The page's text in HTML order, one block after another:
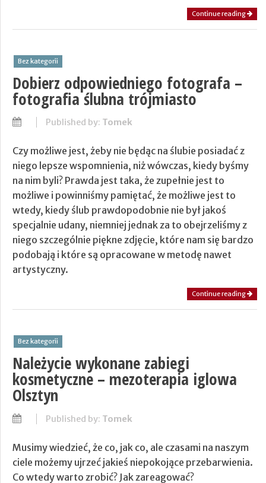
Continue reading
Bez kategorii
Dobierz odpowiedniego fotografa –
fotografia ślubna trójmiasto
Published by: Tomek
Czy możliwe jest, żeby nie będąc na ślubie posiadać z
niego lepsze wspomnienia, niż wówczas, kiedy byśmy
na nim byli? Prawda jest taka, że zupełnie jest to
możliwe i powinniśmy pamiętać, że możliwe jest to
wtedy, kiedy ślub prawdopodobnie nie był jakoś
specjalnie udany, niemniej jednak za to obejrzeliśmy z
niego szczególnie piękne zdjęcie, które nam się bardzo
podobają i które są opracowane w metodę nawet
artystyczny.
Continue reading
Bez kategorii
Należycie wykonane zabiegi
kosmetyczne – mezoterapia iglowa
Olsztyn
Published by: Tomek
Musimy wiedzieć, że co, jak co, ale czasami na naszym
ciele możemy ujrzeć jakieś niepokojące przebarwienia.
Co wtedy warto zrobić? Jak zareagować?